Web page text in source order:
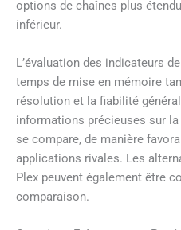
options de chaînes plus
inférieur.
L’évaluation des indicateurs
temps de mise en mémoire
résolution et la fiabilité
informations précieuses sur
se compare, de manière
applications rivales. Les
Plex peuvent également être
comparaison.